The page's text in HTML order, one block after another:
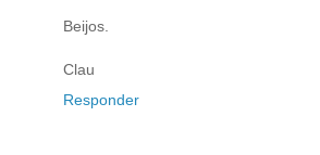
Beijos.
Clau
Responder